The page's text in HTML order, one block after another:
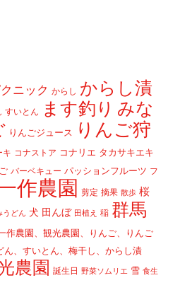
ニック からし からし漬
すいとん ます釣り みな
りんごジュース
りんご狩
キ コナストア コナリエ タカサキエキ
バーベキュー パッションフルーツ フ
作農園 剪定 摘果 散歩 桜
うどん 犬 田んぼ 田植え 稲 群馬
作農園、観光農園、りんご、りんご
ん、すいとん、梅干し、からし漬
農園 誕生日 野菜ソムリエ 雪 食生